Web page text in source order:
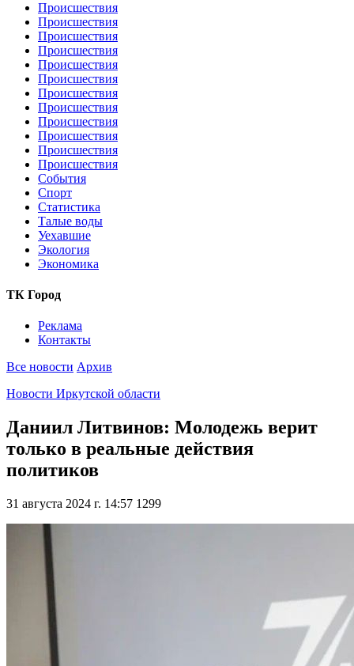
Происшествия
Происшествия
Происшествия
Происшествия
Происшествия
Происшествия
Происшествия
Происшествия
Происшествия
Происшествия
Происшествия
Происшествия
События
Спорт
Статистика
Талые воды
Уехавшие
Экология
Экономика
ТК Город
Реклама
Контакты
Все новости Архив
Новости Иркутской области
Даниил Литвинов: Молодежь верит
только в реальные действия
политиков
31 августа 2024 г. 14:57 1299